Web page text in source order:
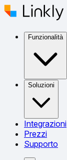
Funzionalità
Soluzioni
Integrazioni
Prezzi
Supporto